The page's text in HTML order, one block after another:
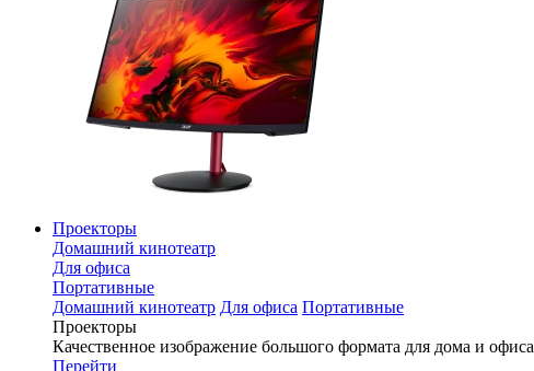
Проекторы
Домашний кинотеатр
Для офиса
Портативные
Домашний кинотеатр Для офиса Портативные
Проекторы
Качественное изображение большого формата для дома и офиса
Перейти